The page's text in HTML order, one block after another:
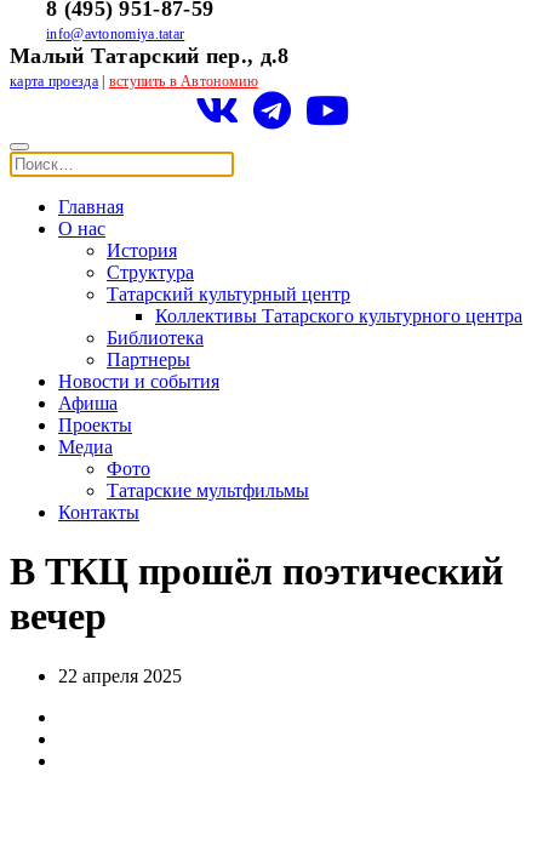
8 (495) 951-87-59
info@avtonomiya.tatar
Малый Татарский пер., д.8
карта проезда| вступить в Автономию
Главная
О нас
История
Структура
Татарский культурный центр
Коллективы Татарского культурного центра
Библиотека
Партнеры
Новости и события
Афиша
Проекты
Медиа
Фото
Татарские мультфильмы
Контакты
В ТКЦ прошёл поэтический
вечер
22 апреля 2025